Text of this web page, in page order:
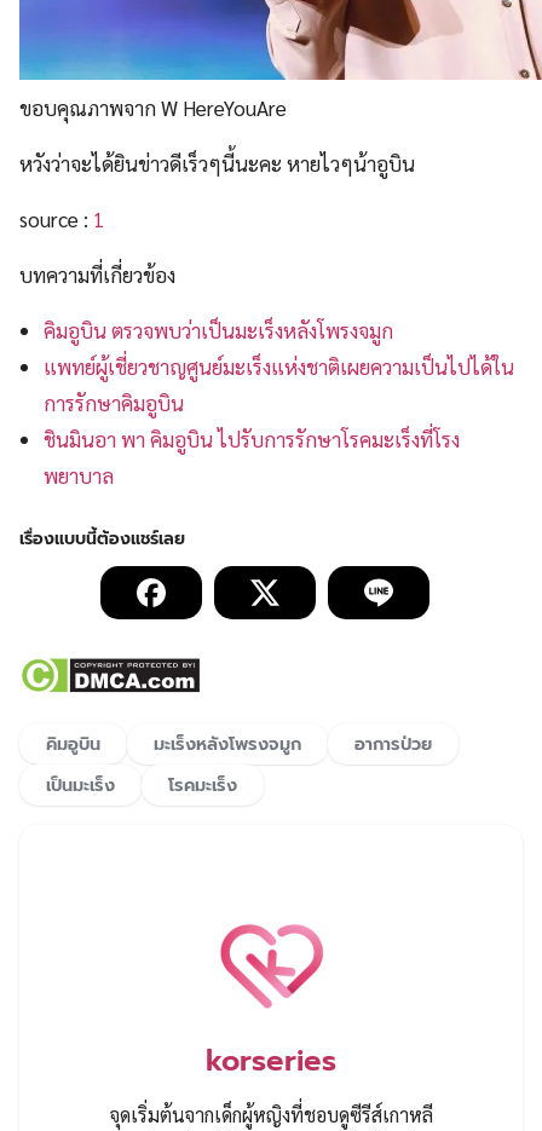
ขอบคุณภาพจาก W HereYouAre
หวังว่าจะได้ยินข่าวดีเร็วๆนี้นะคะ หายไวๆน้าอูบิน
source : 1
บทความที่เกี่ยวข้อง
คิมอูบิน ตรวจพบว่าเป็นมะเร็งหลังโพรงจมูก
แพทย์ผู้เชี่ยวชาญศูนย์มะเร็งแห่งชาติเผยความเป็นไปได้ใน
การรักษาคิมอูบิน
ชินมินอา พา คิมอูบิน ไปรับการรักษาโรคมะเร็งที่โรง
พยาบาล
คิมอูบิน มะเร็งหลังโพรงจมูก
อาการป่วย
เป็นมะเร็ง
โรคมะเร็ง
korseries
จุดเริ่มต้นจากเด็กผู้หญิงที่ชอบดูซีรีส์เกาหลี